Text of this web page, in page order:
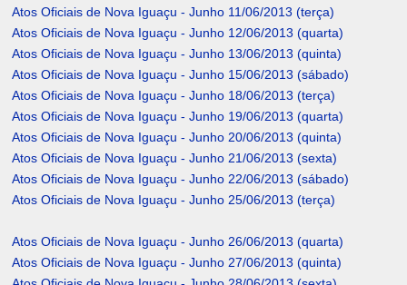
Atos Oficiais de Nova Iguaçu - Junho 11/06/2013 (terça)
Atos Oficiais de Nova Iguaçu - Junho 12/06/2013 (quarta)
Atos Oficiais de Nova Iguaçu - Junho 13/06/2013 (quinta)
Atos Oficiais de Nova Iguaçu - Junho 15/06/2013 (sábado)
Atos Oficiais de Nova Iguaçu - Junho 18/06/2013 (terça)
Atos Oficiais de Nova Iguaçu - Junho 19/06/2013 (quarta)
Atos Oficiais de Nova Iguaçu - Junho 20/06/2013 (quinta)
Atos Oficiais de Nova Iguaçu - Junho 21/06/2013 (sexta)
Atos Oficiais de Nova Iguaçu - Junho 22/06/2013 (sábado)
Atos Oficiais de Nova Iguaçu - Junho 25/06/2013 (terça)
Atos Oficiais de Nova Iguaçu - Junho 26/06/2013 (quarta)
Atos Oficiais de Nova Iguaçu - Junho 27/06/2013 (quinta)